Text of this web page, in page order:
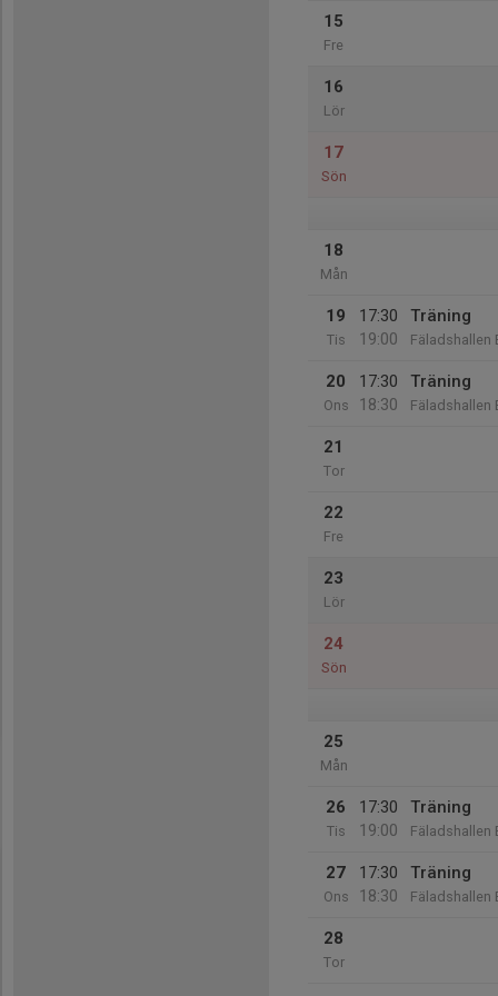
15
Fre
16
Lör
17
Sön
18
Mån
19
Tis
17:30
19:00
Träning
Fäladshallen
20
Ons
17:30
18:30
Träning
Fäladshallen
21
Tor
22
Fre
23
Lör
24
Sön
25
Mån
26
Tis
17:30
19:00
Träning
Fäladshallen
27
Ons
17:30
18:30
Träning
Fäladshallen
28
Tor